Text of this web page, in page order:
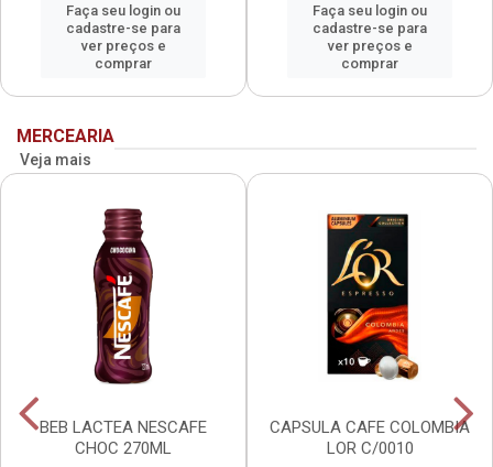
Faça seu login ou
cadastre-se para
ver preços e
comprar
Faça seu login ou
cadastre-se para
ver preços e
comprar
MERCEARIA
Veja mais
BEB LACTEA NESCAFE
CHOC 270ML
CAPSULA CAFE COLOMBIA
LOR C/0010